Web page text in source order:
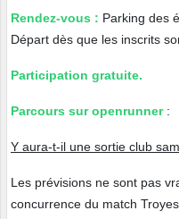
Rendez-vous : Parking des
Départ dès que les inscrits
Participation gratuite.
Parcours sur openrunner:
Y aura-t-il une sortie club
Les prévisions ne sont pas
concurrence du match